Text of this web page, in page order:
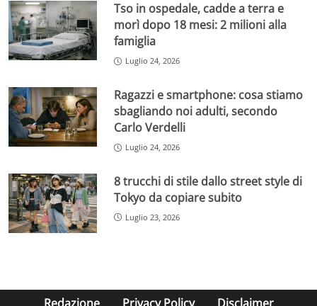
Tso in ospedale, cadde a terra e
morì dopo 18 mesi: 2 milioni alla
famiglia
Luglio 24, 2026
Ragazzi e smartphone: cosa stiamo
sbagliando noi adulti, secondo
Carlo Verdelli
Luglio 24, 2026
8 trucchi di stile dallo street style di
Tokyo da copiare subito
Luglio 23, 2026
Redazione Privacy Policy Disclaimer